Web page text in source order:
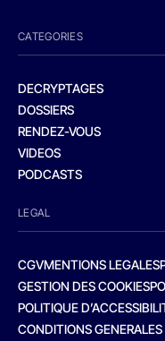
CATEGORIES
DECRYPTAGES
DOSSIERS
RENDEZ-VOUS
VIDEOS
PODCASTS
LEGAL
CGVMENTIONS LEGALES
GESTION DES COOKIES
POLITIQUE
CONDITIONS